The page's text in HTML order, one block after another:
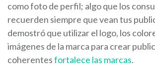
como foto de perfil; algo que los
recuerden siempre que vean tus
demostró que utilizar el logo, los
imágenes de la marca para crear
coherentesfortalece las marcas.